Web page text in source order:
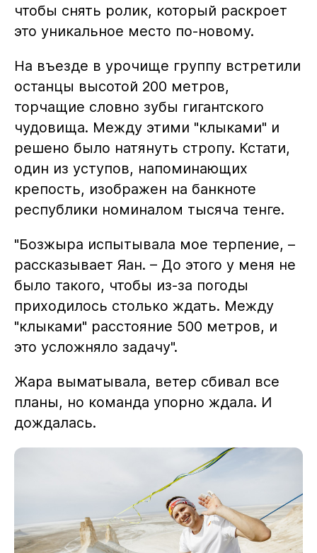
чтобы снять ролик, который раскроет
это уникальное место по-новому.
На въезде в урочище группу встретили
останцы высотой 200 метров,
торчащие словно зубы гигантского
чудовища. Между этими "клыками" и
решено было натянуть стропу. Кстати,
один из уступов, напоминающих
крепость, изображен на банкноте
республики номиналом тысяча тенге.
"Бозжыра испытывала мое терпение, –
рассказывает Яан. – До этого у меня не
было такого, чтобы из-за погоды
приходилось столько ждать. Между
"клыками" расстояние 500 метров, и
это усложняло задачу".
Жара выматывала, ветер сбивал все
планы, но команда упорно ждала. И
дождалась.